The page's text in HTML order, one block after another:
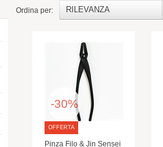
Ordina per: RILEVANZA
OFFERTA
-30%
Pinza Filo & Jin Sensei